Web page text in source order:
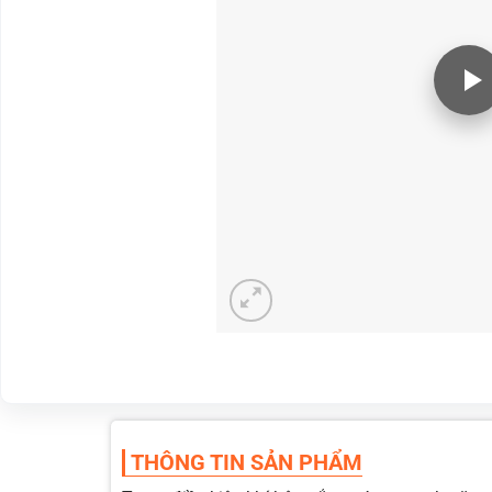
THÔNG TIN SẢN PHẨM